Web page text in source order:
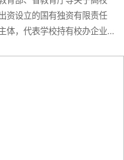
资设立的国有独资有限责任
体，代表学校持有校办企业
会公开招聘。